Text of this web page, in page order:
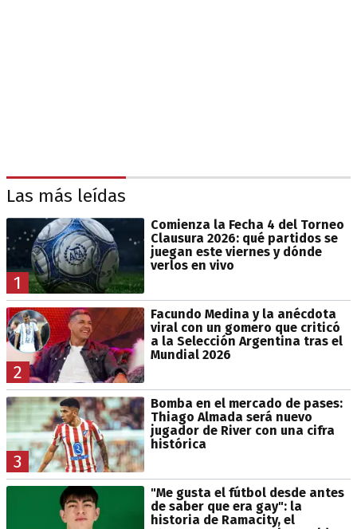
Las más leídas
1
Comienza la Fecha 4 del Torneo
Clausura 2026: qué partidos se
juegan este viernes y dónde
verlos en vivo
2
Facundo Medina y la anécdota
viral con un gomero que criticó
a la Selección Argentina tras el
Mundial 2026
3
Bomba en el mercado de pases:
Thiago Almada será nuevo
jugador de River con una cifra
histórica
"Me gusta el fútbol desde antes
de saber que era gay": la
historia de Ramacity, el